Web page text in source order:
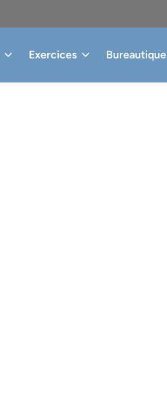
Exercices Bureautique